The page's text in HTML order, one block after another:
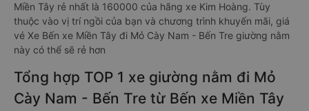
Miền Tây rẻ nhất là 160000 của hãng xe Kim Hoàng. Tùy
thuộc vào vị trí ngồi của bạn và chương trình khuyến mãi, giá
vé Xe Bến xe Miền Tây đi Mỏ Cày Nam - Bến Tre giường nằm
này có thể sẽ rẻ hơn
Tổng hợp TOP 1 xe giường nằm đi Mỏ
Cày Nam - Bến Tre từ Bến xe Miền Tây